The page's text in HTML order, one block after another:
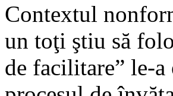
Contextul
un toţi ştiu să
de facilitare” le-